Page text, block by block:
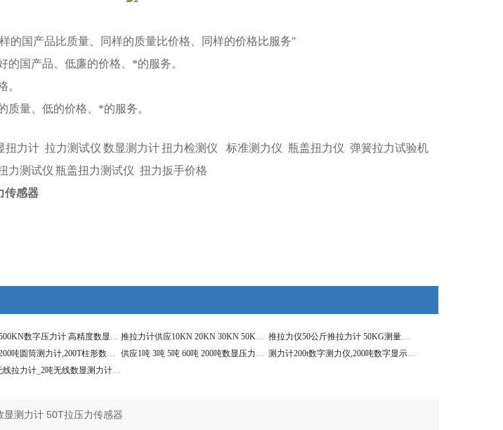
的国产品比质量、同样的质量比价格、同样的价格比服务"
的国产品、低廉的价格、*的服务。
。
质量、低的价格、*的服务。
扭力计 拉力测试仪 数显测力计扭力检测仪 标准测力仪 瓶盖扭力仪 弹簧拉力试验机
力测试仪 瓶盖扭力测试仪 扭力扳手价格
传感器
测力仪500KN数字压力计 高精度数显S型传感器价格 推拉力计供应10KN 20KN 30KN 50KN 100KN数显测力计
推拉力仪50公斤推拉力计 50KG测量旋转轴数显测力计
拉力计200吨圆筒测力计,200T柱形数字测力仪器价格 供应1吨 3吨 5吨 60吨 200吨数显压力测试仪
测力计200t数字测力仪,200吨数字显示无线测拉力计
20KN无线拉力计_2吨无线数显测力计价格